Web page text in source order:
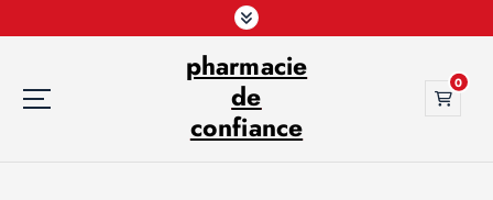
k
pharmacie
de
confiance
0